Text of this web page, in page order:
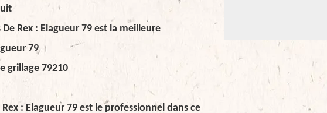
Rex : Elagueur 79 est la meilleure
79
grillage 79210
: Elagueur 79 est le professionnel dans ce